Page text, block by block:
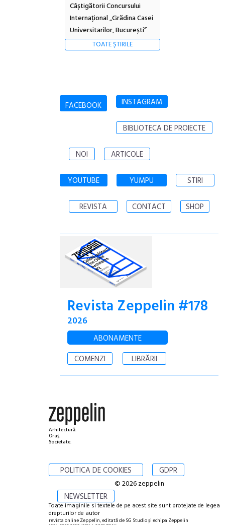
Câștigătorii Concursului
Internațional „Grădina Casei
Universitarilor, București”
TOATE ȘTIRILE
FACEBOOK INSTAGRAM
BIBLIOTECA DE PROIECTE
NOI ARTICOLE
YOUTUBE YUMPU STIRI
REVISTA CONTACT SHOP
Revista Zeppelin #178
2026
ABONAMENTE
COMENZI
LIBRĂRII
Arhitectură.
Oraș.
Societate.
POLITICA DE COOKIES GDPR
NEWSLETTER
© 2026 zeppelin
Toate imaginile si textele de pe acest site sunt protejate de legea
drepturilor de autor
revista online Zeppelin, editată de SG Studio și echipa Zeppelin